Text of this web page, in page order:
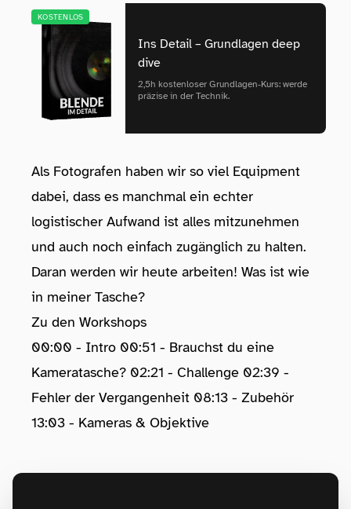
KOSTENLOS
Ins Detail – Grundlagen deep
dive
2,5h kostenloser Grundlagen‑Kurs: werde
präzise in der Technik.
Als Fotografen haben wir so viel Equipment
dabei, dass es manchmal ein echter
logistischer Aufwand ist alles mitzunehmen
und auch noch einfach zugänglich zu halten.
Daran werden wir heute arbeiten! Was ist wie
in meiner Tasche?
Zu den Workshops
00:00 - Intro 00:51 - Brauchst du eine
Kameratasche? 02:21 - Challenge 02:39 -
Fehler der Vergangenheit 08:13 - Zubehör
13:03 - Kameras & Objektive